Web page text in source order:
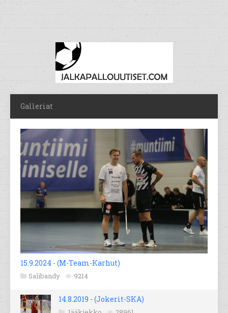
Galleriat
15.9.2024 - (M-Team-Karhut)
Salibandy 9214
14.8.2019 - (Jokerit-SKA)